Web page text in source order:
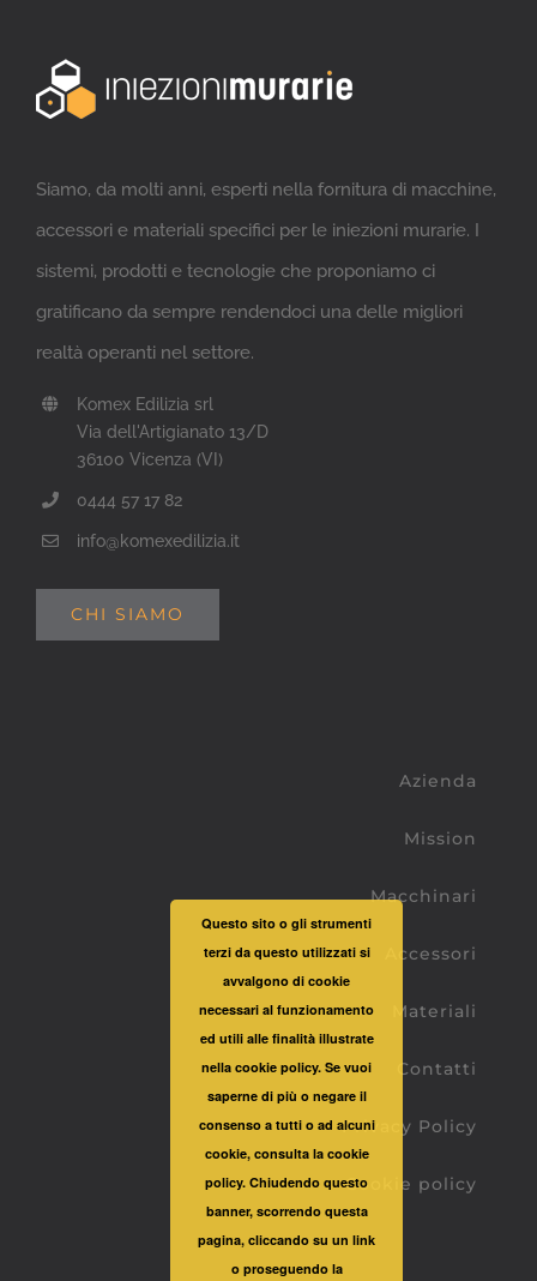
Siamo, da molti anni, esperti nella fornitura di macchine,
accessori e materiali specifici per le iniezioni murarie. I
sistemi, prodotti e tecnologie che proponiamo ci
gratificano da sempre rendendoci una delle migliori
realtà operanti nel settore.
Komex Edilizia srl
Via dell'Artigianato 13/D
36100 Vicenza (VI)
0444 57 17 82
info@komexedilizia.it
CHI SIAMO
Azienda
Mission
Macchinari
Accessori
Materiali
Contatti
Privacy Policy
Cookie policy
Questo sito o gli strumenti
terzi da questo utilizzati si
avvalgono di cookie
necessari al funzionamento
ed utili alle finalità illustrate
nella cookie policy. Se vuoi
saperne di più o negare il
consenso a tutti o ad alcuni
cookie, consulta la cookie
policy. Chiudendo questo
banner, scorrendo questa
pagina, cliccando su un link
o proseguendo la